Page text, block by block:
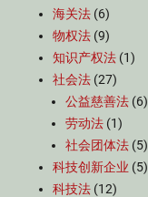
海关法 (6)
物权法 (9)
知识产权法 (1)
社会法 (27)
公益慈善法 (6)
劳动法 (1)
社会团体法 (5)
科技创新企业 (5)
科技法 (12)